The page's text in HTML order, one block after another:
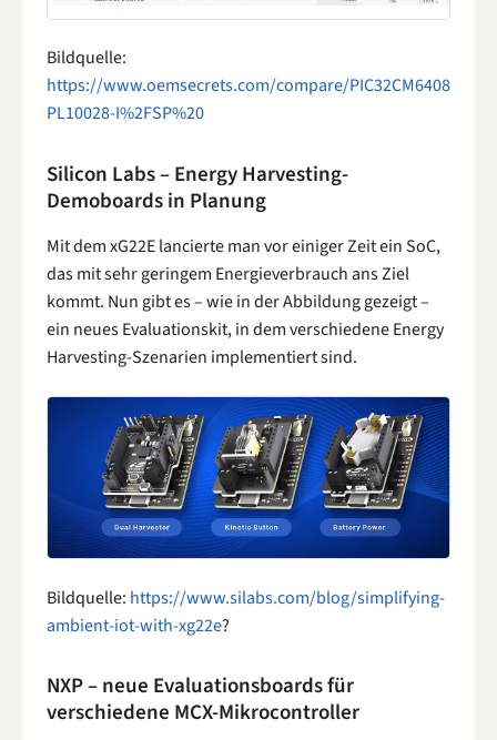
Bildquelle:
https://www.oemsecrets.com/compare/PIC32CM6408
PL10028-I%2FSP%20
Silicon Labs – Energy Harvesting-
Demoboards in Planung
Mit dem xG22E lancierte man vor einiger Zeit ein SoC,
das mit sehr geringem Energieverbrauch ans Ziel
kommt. Nun gibt es – wie in der Abbildung gezeigt –
ein neues Evaluationskit, in dem verschiedene Energy
Harvesting-Szenarien implementiert sind.
Bildquelle: https://www.silabs.com/blog/simplifying-
ambient-iot-with-xg22e?
NXP – neue Evaluationsboards für
verschiedene MCX-Mikrocontroller